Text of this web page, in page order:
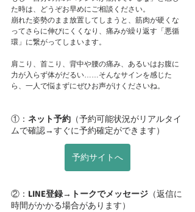
た時は、どうぞお早めにご相談ください。
崩れた姿勢のまま放置してしまうと、筋肉が硬くな
ってさらに伸びにくくなり、痛みが繰り返す「悪循
環」に繋がってしまいます。
肩こり、首こり、背中や腰の痛み、あるいはお腹に
力が入らず体がだるい……そんなサインを感じた
ら、一人で悩まずにぜひお声がけくださいね。
①： ネット予約 （予約可能状況がリアルタイ
ムで確認→すぐに予約確定ができます）
予約サイトへ
②： LINE登録→トークでメッセージ （返信に
時間がかかる場合があります）